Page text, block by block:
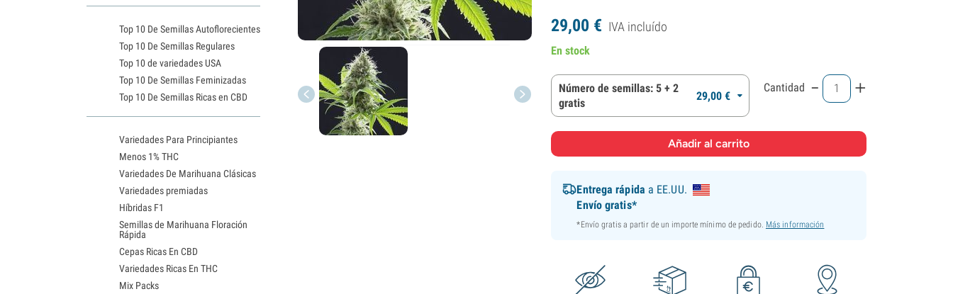
29,00 € IVA incluído
En stock
Número de semillas: 5 + 2
gratis
29,00 €
Cantidad - +
Entrega rápida a EE.UU.
Envío gratis*
*Envío gratis a partir de un importe mínimo de pedido. Más información
Top 10 De Semillas Autoflorecientes
Top 10 De Semillas Regulares
Top 10 de variedades USA
Top 10 De Semillas Feminizadas
Top 10 De Semillas Ricas en CBD
Variedades Para Principiantes
Menos 1% THC
Variedades De Marihuana Clásicas
Variedades premiadas
Híbridas F1
Semillas de Marihuana Floración
Rápida
Cepas Ricas En CBD
Variedades Ricas En THC
Mix Packs